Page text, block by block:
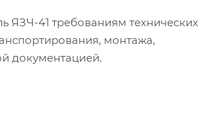
ЯЗЧ-41 требованиям технических
монтажа,
документацией.